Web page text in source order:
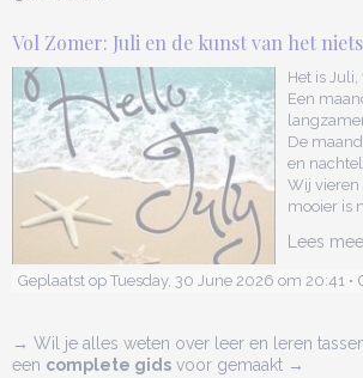
Vol Zomer: Juli en de kunst van het
Het is
Een
De
en
Wij vieren
mooier is
Lees
Geplaatst op Tuesday, 30 June 2026 om 20:41 •
→ Wil je alles weten over leer en leren
een complete gids voor gemaakt →